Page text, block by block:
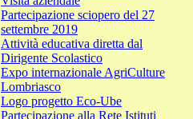
Partecipazione sciopero del 27
settembre 2019
Attività educativa diretta dal
Dirigente Scolastico
Expo internazionale AgriCulture
Lombriasco
Logo progetto Eco-Ube
Partecipazione alla Rete Istituti